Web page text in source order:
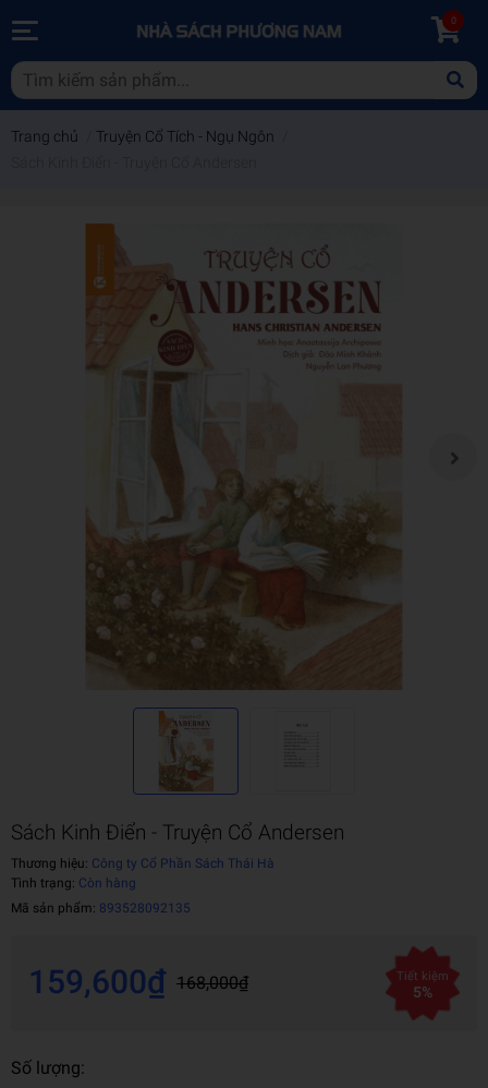
0
Trang chủ Truyện Cổ Tích - Ngụ Ngôn
Sách Kinh Điển - Truyện Cổ Andersen
Thương hiệu: Công ty Cổ Phần Sách Thái Hà
Tình trạng: Còn hàng
Mã sản phẩm: 893528092135
159,600₫ 168,000₫ Tiết kiệm
5%
Số lượng: